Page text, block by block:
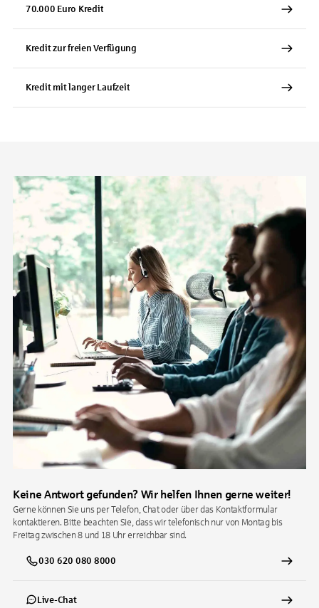
70.000 Euro Kredit
Kredit zur freien Verfügung
Kredit mit langer Laufzeit
Keine Antwort gefunden? Wir helfen Ihnen gerne weiter!
Gerne können Sie uns per Telefon, Chat oder über das Kontaktformular
kontaktieren. Bitte beachten Sie, dass wir telefonisch nur von Montag bis
Freitag zwischen 8 und 18 Uhr erreichbar sind.
030 620 080 8000
Live-Chat